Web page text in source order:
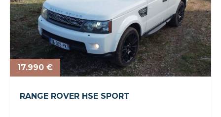
17.990 €
RANGE ROVER HSE SPORT